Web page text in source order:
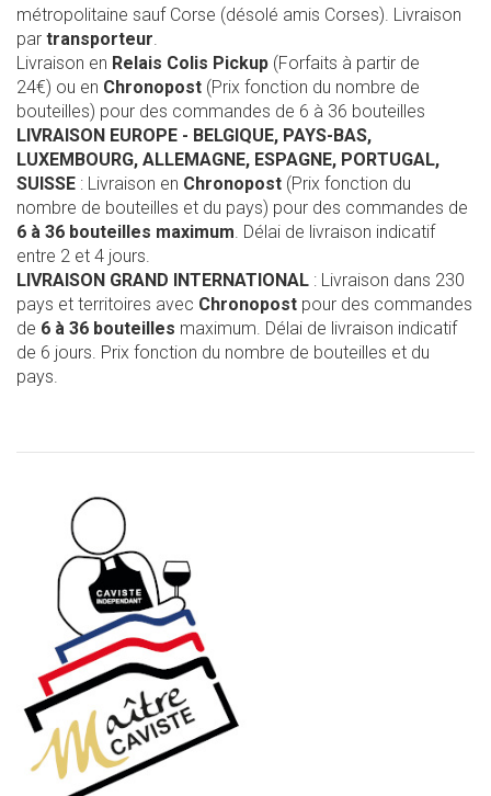
métropolitaine sauf Corse (désolé amis Corses). Livraison
par transporteur.
Livraison en Relais Colis Pickup (Forfaits à partir de
24€) ou en Chronopost (Prix fonction du nombre de
bouteilles) pour des commandes de 6 à 36 bouteilles
LIVRAISON EUROPE - BELGIQUE, PAYS-BAS,
LUXEMBOURG, ALLEMAGNE, ESPAGNE, PORTUGAL,
SUISSE : Livraison en Chronopost (Prix fonction du
nombre de bouteilles et du pays) pour des commandes de
6 à 36 bouteilles maximum. Délai de livraison indicatif
entre 2 et 4 jours.
LIVRAISON GRAND INTERNATIONAL : Livraison dans 230
pays et territoires avec Chronopost pour des commandes
de 6 à 36 bouteilles maximum. Délai de livraison indicatif
de 6 jours. Prix fonction du nombre de bouteilles et du
pays.